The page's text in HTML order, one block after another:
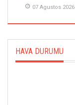
07 Agustos 2026
HAVA DURUMU